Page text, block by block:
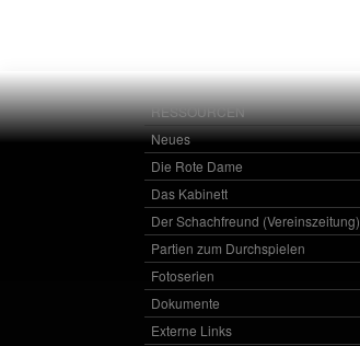
RESSOURCEN
Neues
Die Rote Dame
Das Kabinett
Der Schachfreund (Vereinszeitung)
Partien zum Durchspielen
Fotoserien
Dokumente
Externe Links